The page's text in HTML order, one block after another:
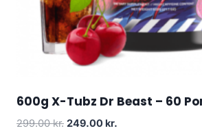
600g X-Tubz Dr Beast – 60
299.00kr. Original
249.00 kr.